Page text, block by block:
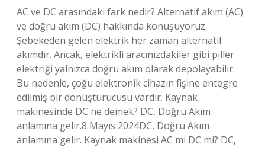
AC ve DC arasındaki fark nedir? Alternatif akım (AC)
ve doğru akım (DC) hakkında konuşuyoruz.
Şebekeden gelen elektrik her zaman alternatif
akımdır. Ancak, elektrikli aracınızdakiler gibi piller
elektriği yalnızca doğru akım olarak depolayabilir.
Bu nedenle, çoğu elektronik cihazın fişine entegre
edilmiş bir dönüştürücüsü vardır. Kaynak
makinesinde DC ne demek? DC, Doğru Akım
anlamına gelir.8 Mayıs 2024DC, Doğru Akım
anlamına gelir. Kaynak makinesi AC mi DC mi? DC,